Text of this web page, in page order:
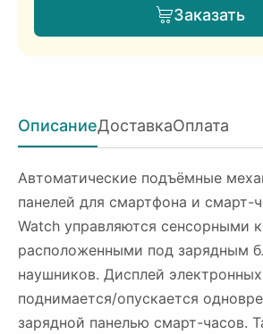
Заказать
ОписаниеДоставкаОплата
Автоматические подъёмные
панелей для смартфона и смарт-
Watch управляются сенсорными
расположенными под зарядным
наушников. Дисплей
поднимается/опускается
зарядной панелью смарт-часов.